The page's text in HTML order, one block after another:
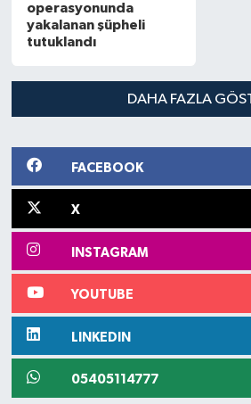
operasyonunda
yakalanan şüpheli
tutuklandı
DAHA FAZLA
FACEBOOK
X
INSTAGRAM
YOUTUBE
LINKEDIN
05405114777